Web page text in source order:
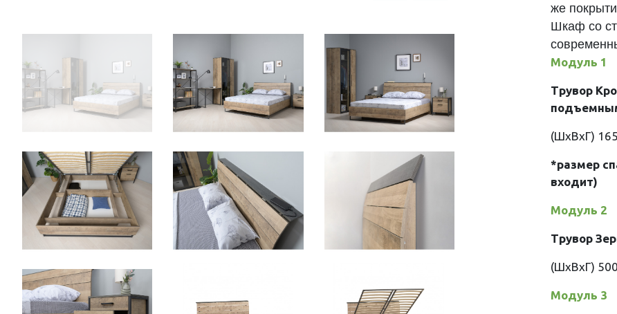
же
Шкаф со
Модуль 1
Трувор
(ШхВхГ)
*размер
входит)
Модуль 2
Трувор
(ШхВхГ)
Модуль 3